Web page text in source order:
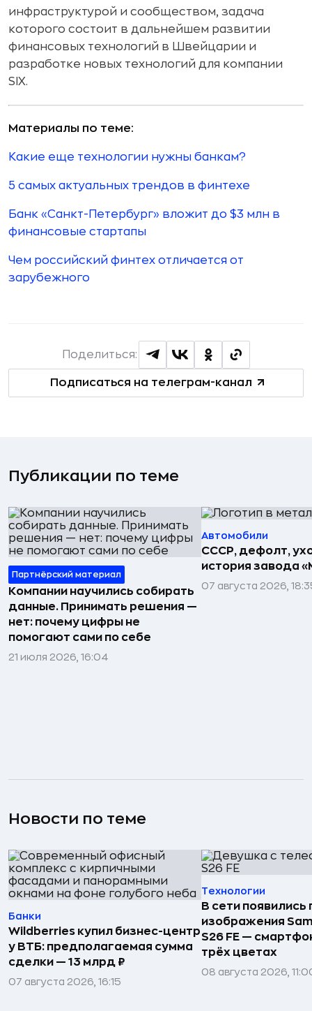
инфраструктурой и сообществом, задача
которого состоит в дальнейшем развитии
финансовых технологий в Швейцарии и
разработке новых технологий для компании
SIX.
Материалы по теме:
Какие еще технологии нужны банкам?
5 самых актуальных трендов в финтехе
Банк «Санкт-Петербург» вложит до $3 млн в
финансовые стартапы
Чем российский финтех отличается от
зарубежного
Подписаться на телеграм-канал
Поделиться:
Публикации по теме
Партнёрский материал
Компании научились собирать
данные. Принимать решения —
нет: почему цифры не
помогают сами по себе
21 июля 2026, 16:04
Автомобили
СССР, дефолт,
история завода
07 августа 2026,
Новости по теме
Банки
Wildberries купил бизнес-центр
у ВТБ: предполагаемая сумма
сделки — 13 млрд ₽
07 августа 2026, 16:15
Технологии
В сети появились
изображения
S26 FE —
трёх цветах
08 августа 2026,